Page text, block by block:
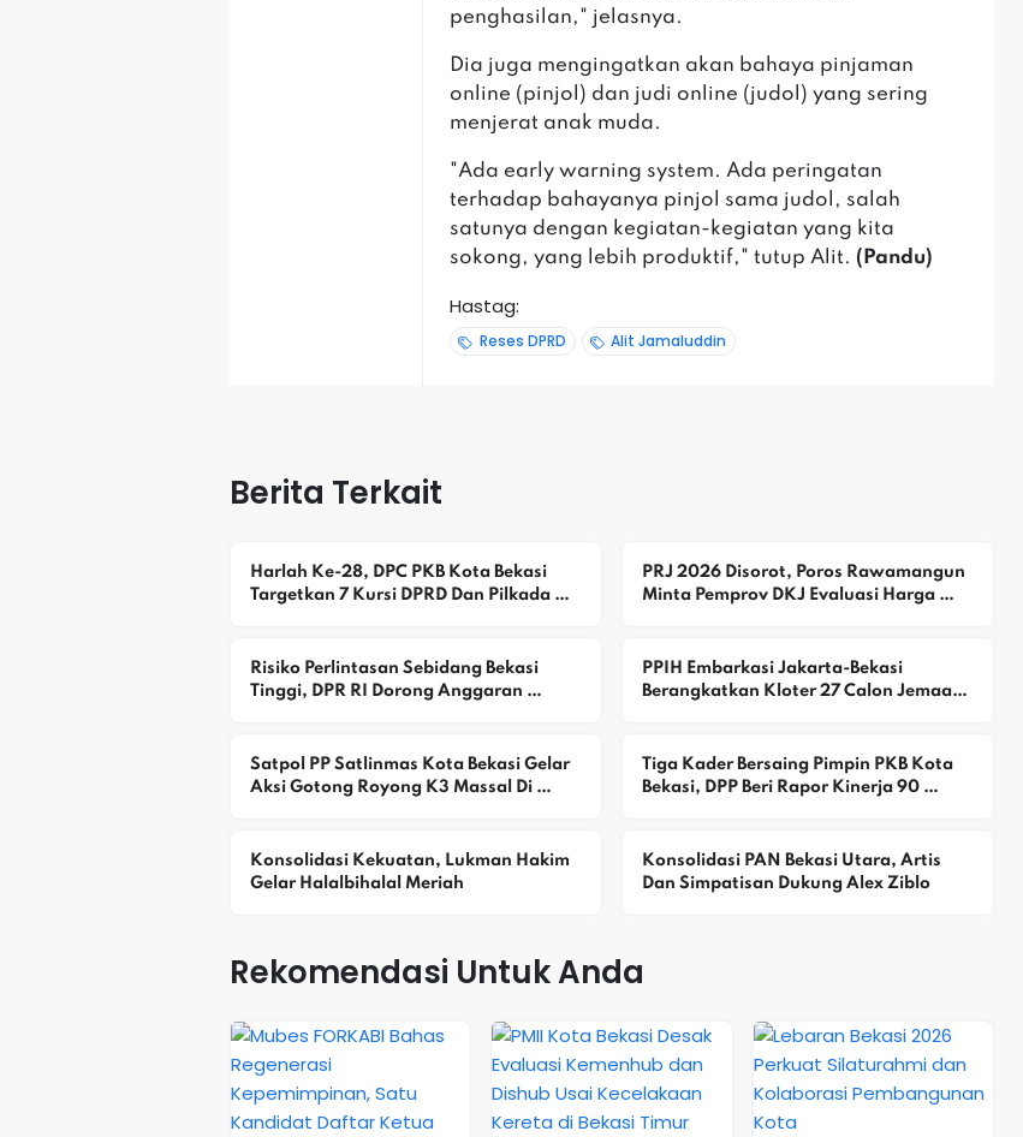
penghasilan," jelasnya.
Dia juga mengingatkan akan bahaya pinjaman
online (pinjol) dan judi online (judol) yang sering
menjerat anak muda.
"Ada early warning system. Ada peringatan
terhadap bahayanya pinjol sama judol, salah
satunya dengan kegiatan-kegiatan yang kita
sokong, yang lebih produktif," tutup Alit.(Pandu)
Hastag:
Reses DPRD Alit Jamaluddin
Berita Terkait
Harlah Ke-28, DPC PKB Kota Bekasi
Targetkan 7 Kursi DPRD Dan Pilkada
PRJ 2026 Disorot, Poros Rawamangun
Minta Pemprov DKJ Evaluasi Harga
Risiko Perlintasan Sebidang Bekasi
Tinggi, DPR RI Dorong Anggaran
PPIH Embarkasi Jakarta-Bekasi
Berangkatkan Kloter 27 Calon Jemaah
Satpol PP Satlinmas Kota Bekasi Gelar
Aksi Gotong Royong K3 Massal Di
Tiga Kader Bersaing Pimpin PKB Kota
Bekasi, DPP Beri Rapor Kinerja 90
Konsolidasi Kekuatan, Lukman Hakim
Gelar Halalbihalal Meriah
Konsolidasi PAN Bekasi Utara, Artis
Dan Simpatisan Dukung Alex Ziblo
Rekomendasi Untuk Anda